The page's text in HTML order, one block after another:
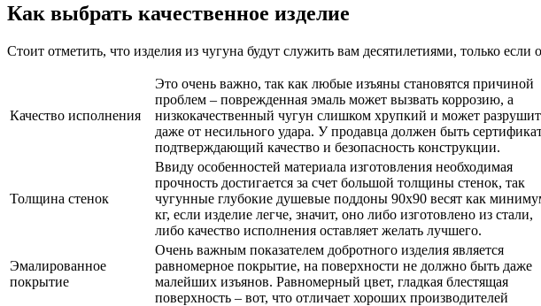
Как выбрать качественное изделие
Стоит отметить, что изделия из чугуна будут служить вам десятилетиями, только
Качество исполнения
Это очень важно, так как любые изъяны становятся причиной
проблем – поврежденная эмаль может вызвать коррозию, а
низкокачественный чугун слишком хрупкий и может
даже от несильного удара. У продавца должен быть
подтверждающий качество и безопасность конструкции.
Толщина стенок
Ввиду особенностей материала изготовления необходимая
прочность достигается за счет большой толщины стенок, так
чугунные глубокие душевые поддоны 90х90 весят как
кг, если изделие легче, значит, оно либо изготовлено из стали,
либо качество исполнения оставляет желать лучшего.
Эмалированное
покрытие
Очень важным показателем добротного изделия является
равномерное покрытие, на поверхности не должно быть даже
малейших изъянов. Равномерный цвет, гладкая блестящая
поверхность – вот, что отличает хороших производителей